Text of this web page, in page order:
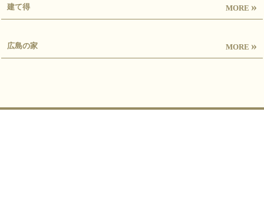
建て得 MORE »
広島の家 MORE »